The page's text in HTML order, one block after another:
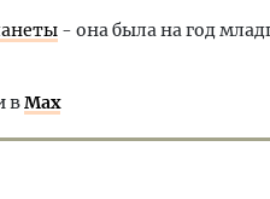
- она была на год
вMax